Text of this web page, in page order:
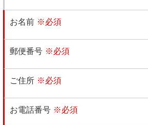
予約システム
お名前 ※必須
郵便番号 ※必須
ご住所 ※必須
お電話番号 ※必須